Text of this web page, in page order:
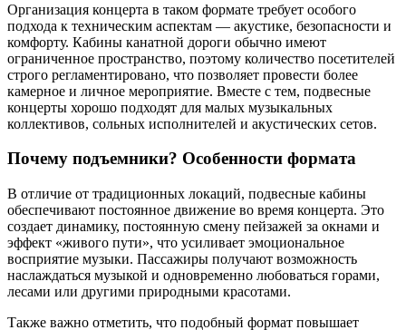
Организация концерта в таком формате требует особого
подхода к техническим аспектам — акустике, безопасности и
комфорту. Кабины канатной дороги обычно имеют
ограниченное пространство, поэтому количество посетителей
строго регламентировано, что позволяет провести более
камерное и личное мероприятие. Вместе с тем, подвесные
концерты хорошо подходят для малых музыкальных
коллективов, сольных исполнителей и акустических сетов.
Почему подъемники? Особенности формата
В отличие от традиционных локаций, подвесные кабины
обеспечивают постоянное движение во время концерта. Это
создает динамику, постоянную смену пейзажей за окнами и
эффект «живого пути», что усиливает эмоциональное
восприятие музыки. Пассажиры получают возможность
наслаждаться музыкой и одновременно любоваться горами,
лесами или другими природными красотами.
Также важно отметить, что подобный формат повышает